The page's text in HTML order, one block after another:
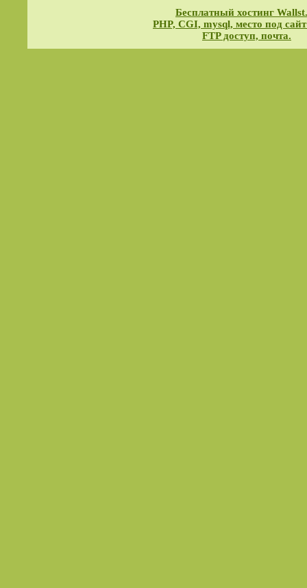
Бесплатный хостинг
PHP, CGI, mysql, место под
FTP доступ, почта.